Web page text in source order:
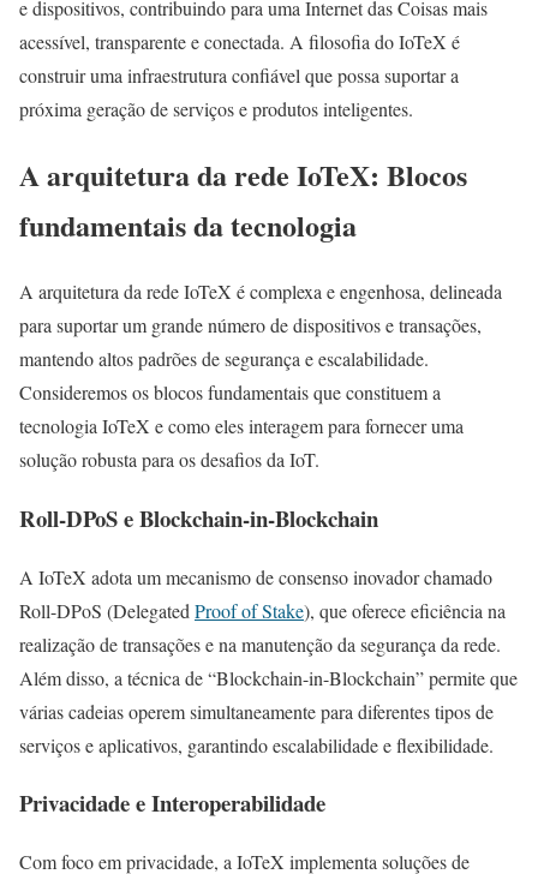
e dispositivos, contribuindo para uma Internet das Coisas mais
acessível, transparente e conectada. A filosofia do IoTeX é
construir uma infraestrutura confiável que possa suportar a
próxima geração de serviços e produtos inteligentes.
A arquitetura da rede IoTeX: Blocos
fundamentais da tecnologia
A arquitetura da rede IoTeX é complexa e engenhosa, delineada
para suportar um grande número de dispositivos e transações,
mantendo altos padrões de segurança e escalabilidade.
Consideremos os blocos fundamentais que constituem a
tecnologia IoTeX e como eles interagem para fornecer uma
solução robusta para os desafios da IoT.
Roll-DPoS e Blockchain-in-Blockchain
A IoTeX adota um mecanismo de consenso inovador chamado
Roll-DPoS (Delegated Proof of Stake), que oferece eficiência na
realização de transações e na manutenção da segurança da rede.
Além disso, a técnica de “Blockchain-in-Blockchain” permite que
várias cadeias operem simultaneamente para diferentes tipos de
serviços e aplicativos, garantindo escalabilidade e flexibilidade.
Privacidade e Interoperabilidade
Com foco em privacidade, a IoTeX implementa soluções de